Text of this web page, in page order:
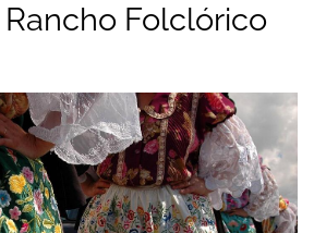
Folclórico